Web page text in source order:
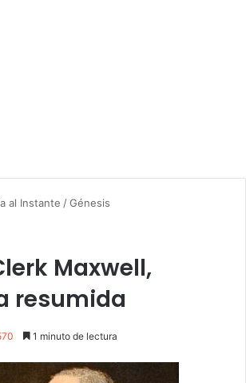
al Instante /Génesis
Maxwell,
resumida
1 minuto de lectura